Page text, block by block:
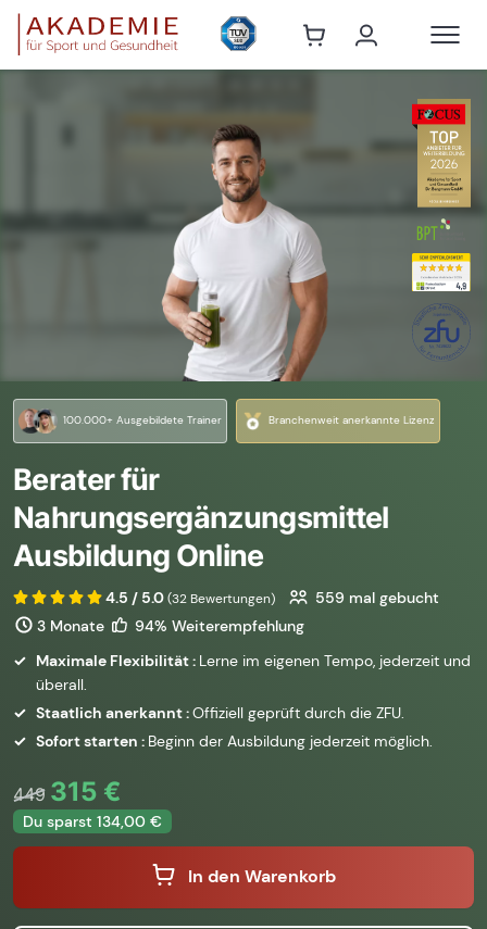
100.000+ Ausgebildete Trainer Branchenweit anerkannte Lizenz
Berater für
Nahrungsergänzungsmittel
Ausbildung Online
4.5 / 5.0(32 Bewertungen) 559 mal gebucht
3 Monate
94% Weiterempfehlung
Maximale Flexibilität : Lerne im eigenen Tempo, jederzeit und
überall.
Staatlich anerkannt :Offiziell geprüft durch die ZFU.
Sofort starten : Beginn der Ausbildung jederzeit möglich.
449 315 €
Du sparst 134,00 €
In den Warenkorb
7419622